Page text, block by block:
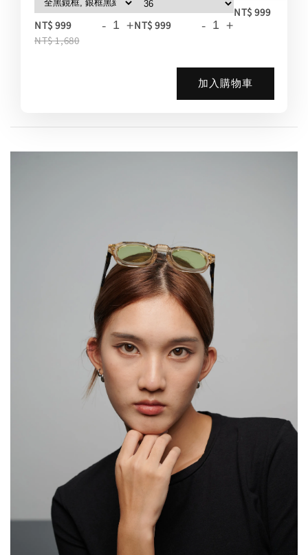
NT$ 999
NT$ 1,680
- +NT$ 999 - +
NT$ 999
加入購物車